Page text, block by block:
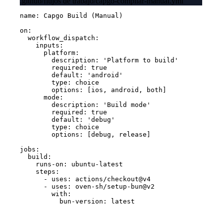
name : Capgo Build (Manual)
on :
workflow_dispatch :
inputs :
platform :
description :
'Platform to build'
required : true
default :
'android'
type : choice
options : [ ios , android , both
mode :
description :
'Build mode'
required : true
default :
'debug'
type : choice
options : [ debug , release
jobs :
build :
runs-on : ubuntu-latest
steps :
- uses : actions/checkout@v4
- uses : oven-sh/setup-bun@v2
with :
bun-version :
latest